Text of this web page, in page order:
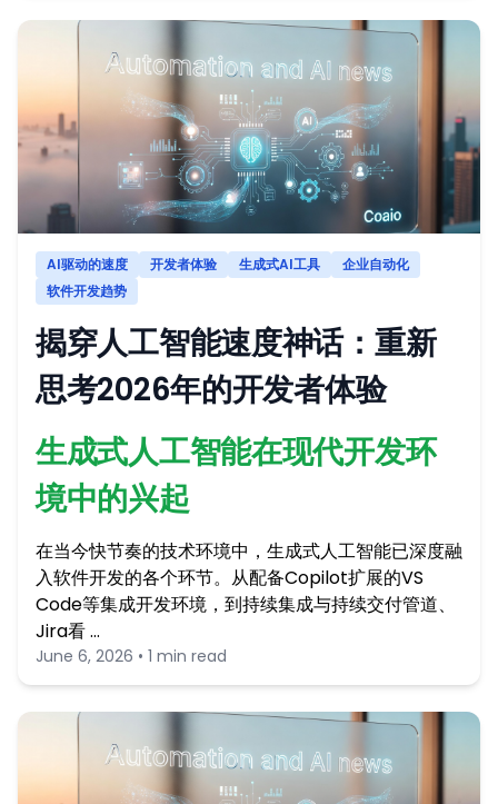
AI驱动的速度 开发者体验 生成式AI工具
企业自动化
软件开发趋势
揭穿人工智能速度神话：重新
思考2026年的开发者体验
生成式人工智能在现代开发环
境中的兴起
在当今快节奏的技术环境中，生成式人工智能已深度融
入软件开发的各个环节。从配备Copilot扩展的VS
Code等集成开发环境，到持续集成与持续交付管道、
Jira看 …
June 6, 2026 • 1 min read